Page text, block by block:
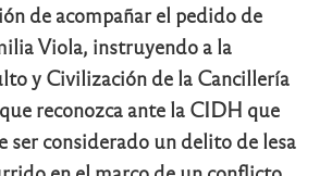
de acompañar el pedido de
Viola, instruyendo a la
y Civilización de la Cancillería
reconozca ante la CIDH que
ser considerado un delito de lesa